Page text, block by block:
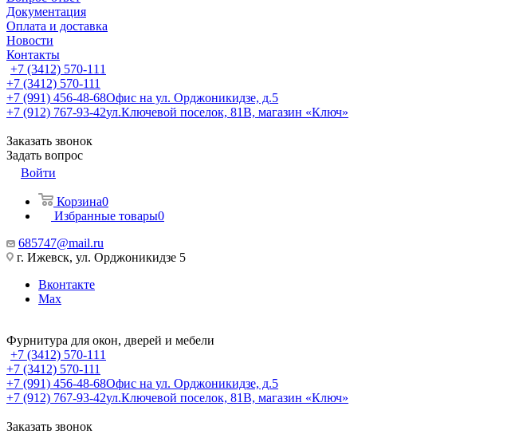
Документация
Оплата и доставка
Новости
Контакты
+7 (3412) 570-111
+7 (3412) 570-111
+7 (991) 456-48-68Офис на ул. Орджоникидзе, д.5
+7 (912) 767-93-42ул.Ключевой поселок, 81В, магазин «Ключ»
Заказать звонок
Задать вопрос
Войти
Корзина0
Избранные товары0
685747@mail.ru
г. Ижевск, ул. Орджоникидзе 5
Вконтакте
Max
Фурнитура для окон, дверей и мебели
+7 (3412) 570-111
+7 (3412) 570-111
+7 (991) 456-48-68Офис на ул. Орджоникидзе, д.5
+7 (912) 767-93-42ул.Ключевой поселок, 81В, магазин «Ключ»
Заказать звонок